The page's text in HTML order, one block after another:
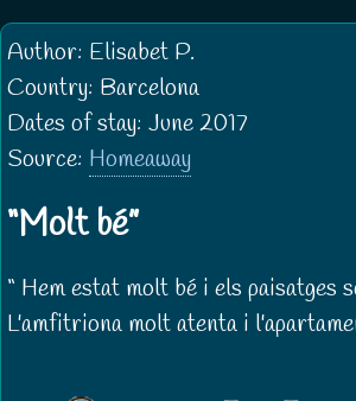
Author: Elisabet P.
Country: Barcelona
Dates of stay: June 2017
Source: Homeaway
Molt bé
Hem estat molt bé i els paisatges
L'amfitriona molt atenta i